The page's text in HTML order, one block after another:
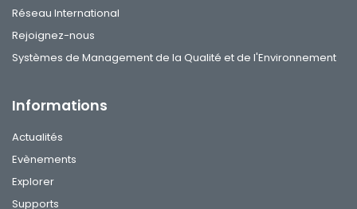
Réseau International
Rejoignez-nous
Systèmes de Management de la Qualité et de l'Environnement
Informations
Actualités
Evènements
Explorer
Supports